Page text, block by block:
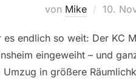
von Mike 10.
endlich so weit: Der KC
eingeweiht – und
in größere